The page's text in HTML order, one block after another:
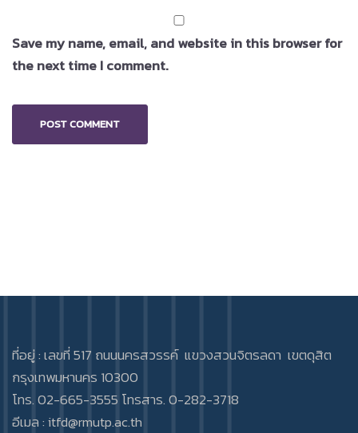
Save my name, email, and website in this browser for
the next time I comment.
ที่อยู่ : เลขที่ 517 ถนนนครสวรรค์ แขวงสวนจิตรลดา เขตดุสิต
กรุงเทพมหานคร 10300
โทร. 02-665-3555 โทรสาร. 0-282-3718
อีเมล :itfd@rmutp.ac.th